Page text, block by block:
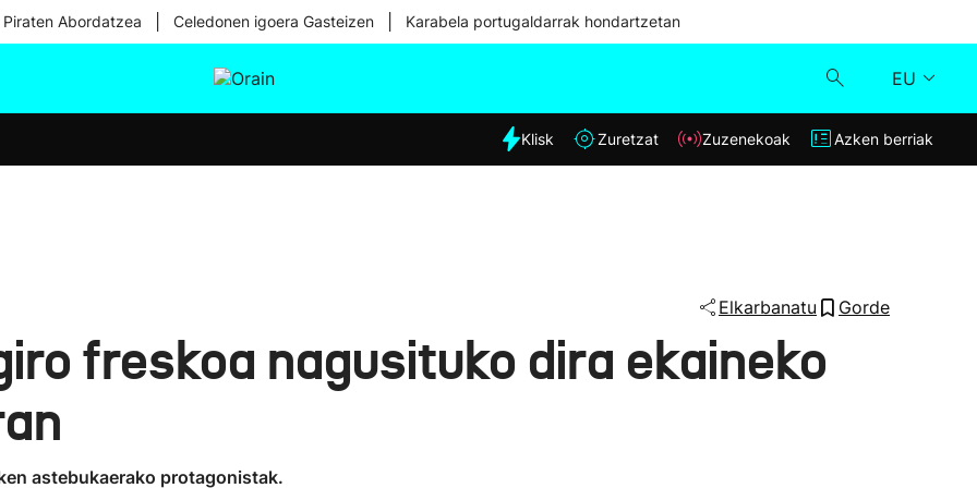
Abordatzea Celedonen igoera Gasteizen Karabela portugaldarrak hondartzetan
EU
Eguraldia
Klisk
Klisk Zuretzat Zuzenekoak Azken berriak
Elkarbanatu Gorde
freskoa nagusituko dira ekaineko
astebukaerako protagonistak.